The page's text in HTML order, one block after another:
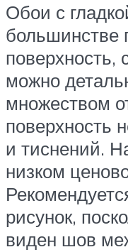
Обои с
большинстве
поверхность,
можно
множеством
поверхность
и тиснений.
низком
рисунок,
виден шов